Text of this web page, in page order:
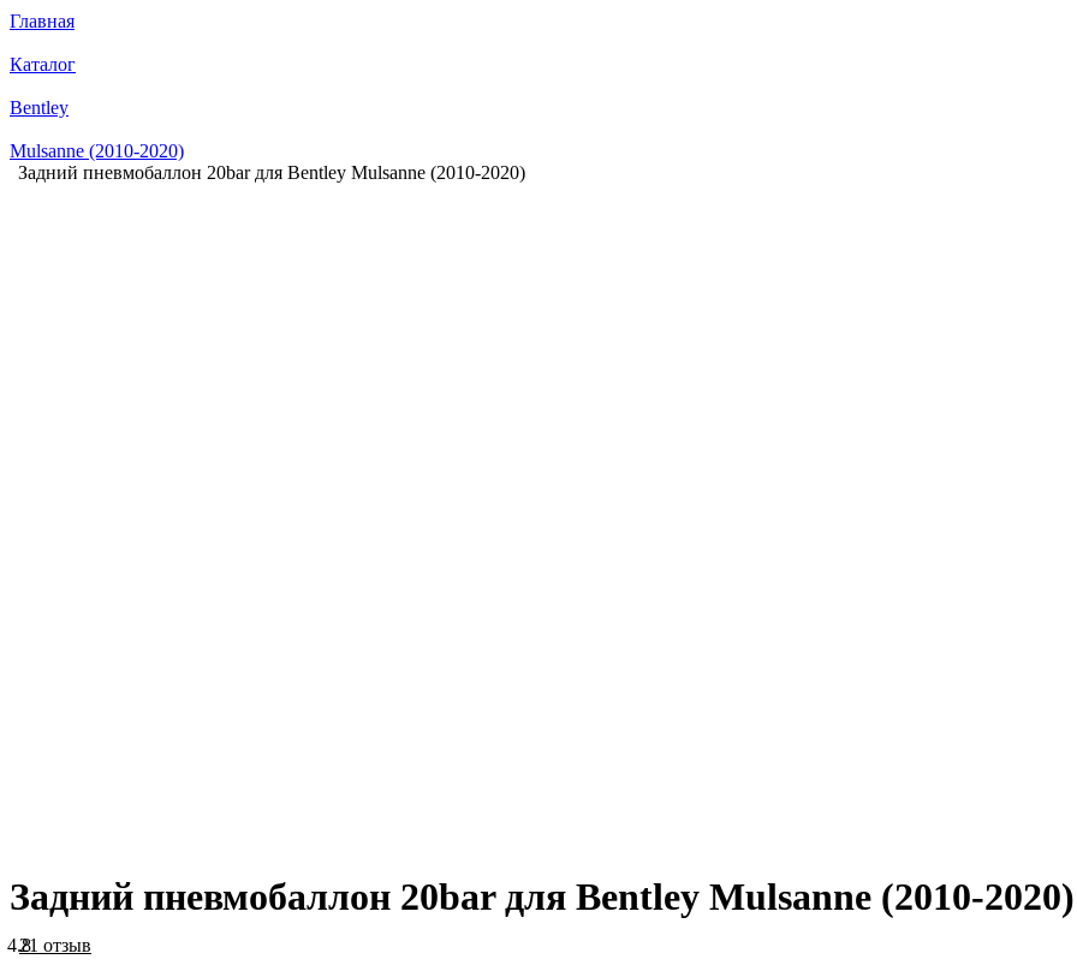
Главная
Каталог
Bentley
Mulsanne (2010-2020)
Задний пневмобаллон 20bar для Bentley Mulsanne (2010-2020)
Задний пневмобаллон 20bar для Bentley Mulsanne (2010-2020)
4.821 отзыв